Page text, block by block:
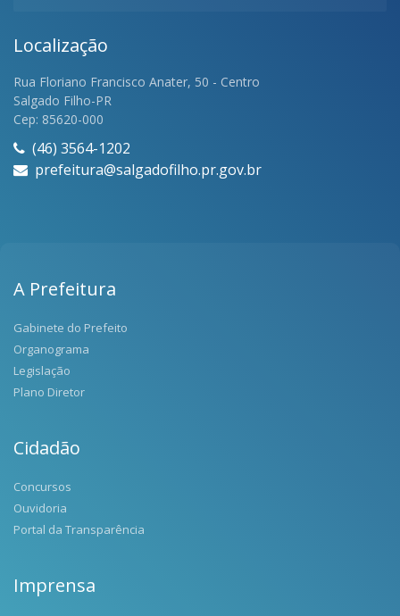
Localização
Rua Floriano Francisco Anater, 50 - Centro
Salgado Filho-PR
Cep: 85620-000
(46) 3564-1202
prefeitura@salgadofilho.pr.gov.br
A Prefeitura
Gabinete do Prefeito
Organograma
Legislação
Plano Diretor
Cidadão
Concursos
Ouvidoria
Portal da Transparência
Imprensa